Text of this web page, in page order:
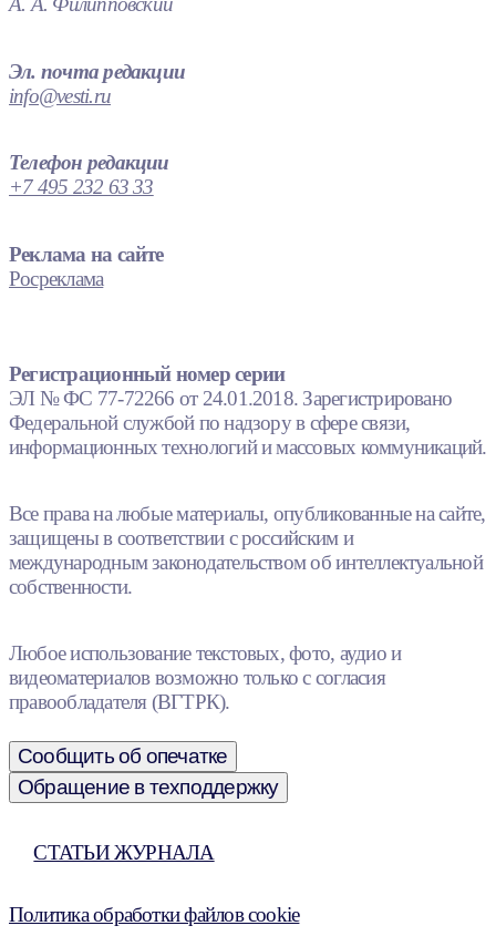
Эл. почта редакции
info@vesti.ru
Телефон редакции
+7 495 232 63 33
Реклама на сайте
Росреклама
Регистрационный номер серии
ЭЛ № ФС 77-72266 от 24.01.2018. Зарегистрировано
Федеральной службой по надзору в сфере связи,
информационных технологий и массовых коммуникаций.
Все права на любые материалы, опубликованные на сайте,
защищены в соответствии с российским и
международным законодательством об интеллектуальной
собственности.
Любое использование текстовых, фото, аудио и
видеоматериалов возможно только с согласия
правообладателя (ВГТРК).
Сообщить об опечатке
Обращение в техподдержку
СТАТЬИ ЖУРНАЛА
Политика обработки файлов cookie